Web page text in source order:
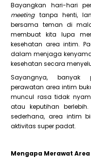
Bayangkan hari-hari
meetingtanpa henti,
bersama teman di
membuat kita lupa
kesehatan area intim.
dalam menjaga
kesehatan secara
Sayangnya, banyak
perawatan area intim
muncul rasa tidak
atau keputihan
sederhana, area intim
aktivitas super padat.
Mengapa Merawat